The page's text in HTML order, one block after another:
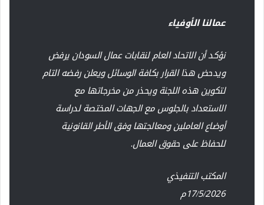
عمالنا الأوفياء
نؤكد أن الاتحاد العام لنقابات عمال السودان يرفض
ويدحض هذا القرار بكافة الوسائل ويعلن رفضه التام
لتكوين هذه اللجنة ويحذر من مخرجاتها مع
الاستعداد بالجلوس مع الجهات المختصة لدراسة
أوضاع العاملين ومعالجتها وفق الأطر القانونية
للحفاظ على حقوق العمال.
المكتب التنفيذي
17/5/2026م